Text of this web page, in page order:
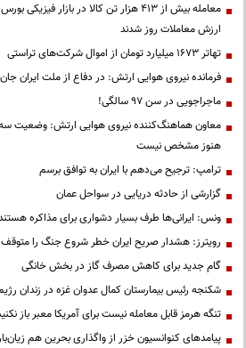
معامله بیش از ۴۱۳ هزار تن کالا در بازار
ارزش معاملات روز شدند
تهاتر ۱۶۷۳ میلیارد تومان از اموال شرکت‌های تراستی
فرمانده نیروی هوایی ارتش: در دفاع از ملت ایران
ماجراجویی در سن ۹۷ سالگی!
معاون هماهنگ‌کننده نیروی هوایی ارتش: وضعیت سه
هنوز مشخص نیست
ترامپ: ترجیح می‌دهم با ایران به توافق برسم
گزارشی از حادثه دریایی در سواحل عمان
ونس: ایرانی‌ها طرف بسیار دشواری برای مذاکره
رویترز: هشدار صریح ایران خطر شروع جنگ را
گام جدید برای کاهش مصرف گاز در بخش خانگی
شکنجه رئیس بیمارستان کمال عدوان غزه در زندان
تنگه هرمز قابل معامله نیست برای آمریکا معبر باز
پیامدهای کنوانسیون خزر از واگذاری بحرین هم